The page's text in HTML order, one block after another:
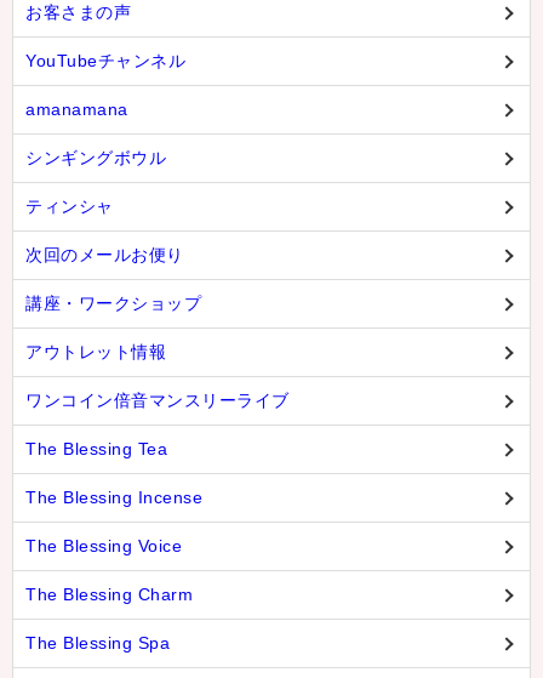
お客さまの声
YouTubeチャンネル
amanamana
シンギングボウル
ティンシャ
次回のメールお便り
講座・ワークショップ
アウトレット情報
ワンコイン倍音マンスリーライブ
The Blessing Tea
The Blessing Incense
The Blessing Voice
The Blessing Charm
The Blessing Spa